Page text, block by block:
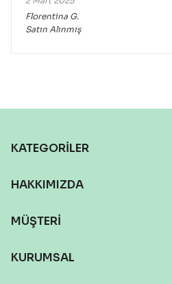
Florentina G.
Satın Alınmış
KATEGORİLER
HAKKIMIZDA
MÜŞTERİ
KURUMSAL